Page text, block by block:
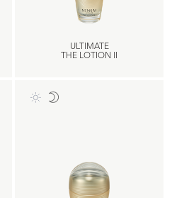
ULTIMATE
THE LOTION II